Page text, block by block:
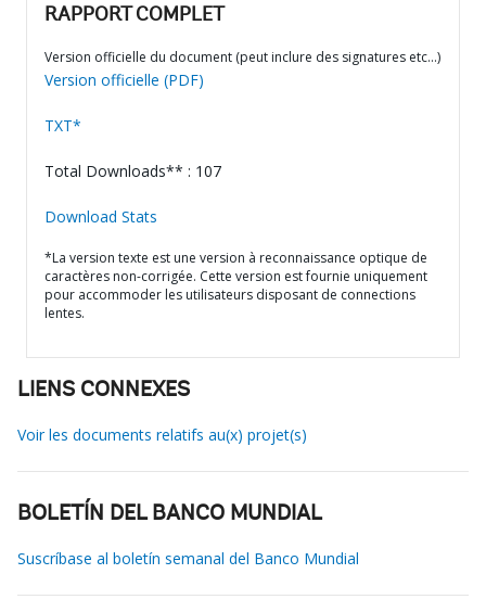
RAPPORT COMPLET
Version officielle du document (peut inclure des signatures etc…)
Version officielle (PDF)
TXT*
Total Downloads** : 107
Download Stats
*La version texte est une version à reconnaissance optique de
caractères non-corrigée. Cette version est fournie uniquement
pour accommoder les utilisateurs disposant de connections
lentes.
LIENS CONNEXES
Voir les documents relatifs au(x) projet(s)
BOLETÍN DEL BANCO MUNDIAL
Suscríbase al boletín semanal del Banco Mundial